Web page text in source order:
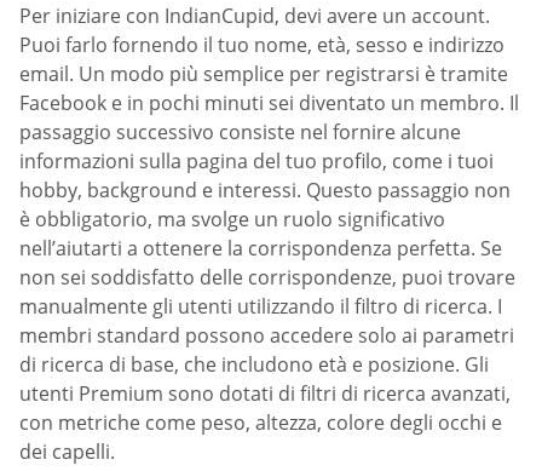
Per iniziare con IndianCupid, devi avere un account.
Puoi farlo fornendo il tuo nome, età, sesso e indirizzo
email. Un modo più semplice per registrarsi è tramite
Facebook e in pochi minuti sei diventato un membro. Il
passaggio successivo consiste nel fornire alcune
informazioni sulla pagina del tuo profilo, come i tuoi
hobby, background e interessi. Questo passaggio non
è obbligatorio, ma svolge un ruolo significativo
nell’aiutarti a ottenere la corrispondenza perfetta. Se
non sei soddisfatto delle corrispondenze, puoi trovare
manualmente gli utenti utilizzando il filtro di ricerca. I
membri standard possono accedere solo ai parametri
di ricerca di base, che includono età e posizione. Gli
utenti Premium sono dotati di filtri di ricerca avanzati,
con metriche come peso, altezza, colore degli occhi e
dei capelli.